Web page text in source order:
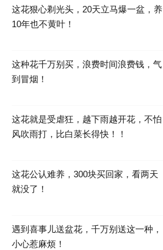
这花狠心剃光头，20天立马爆一盆，养
10年也不黄叶！
这种花千万别买，浪费时间浪费钱，气
到冒烟！
这花就是受虐狂，越下雨越开花，不怕
风吹雨打，比白菜长得快！！
这花公认难养，300块买回家，看两天
就没了！
遇到喜事儿送盆花，千万别送这一种，
小心惹麻烦！